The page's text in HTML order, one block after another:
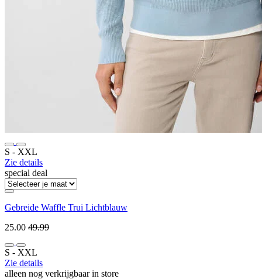
S ‐ XXL
Zie details
special deal
Gebreide Waffle Trui Lichtblauw
25.00 49.99
S ‐ XXL
Zie details
alleen nog verkrijgbaar in store